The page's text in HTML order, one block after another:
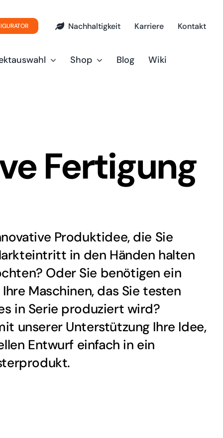
Nachhaltigkeit Karriere Kontakt
Shop Blog Wiki
Fertigung
Produktidee, die Sie
in den Händen halten
Oder Sie benötigen ein
Maschinen, das Sie testen
in Serie produziert wird?
unserer Unterstützung Ihre Idee,
Entwurf einfach in ein